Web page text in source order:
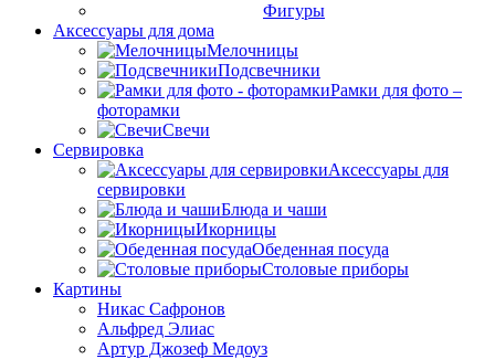
Фигуры
Аксессуары для дома
Мелочницы
Подсвечники
Рамки для фото –
фоторамки
Свечи
Сервировка
Аксессуары для
сервировки
Блюда и чаши
Икорницы
Обеденная посуда
Столовые приборы
Картины
Никас Сафронов
Альфред Элиас
Артур Джозеф Медоуз